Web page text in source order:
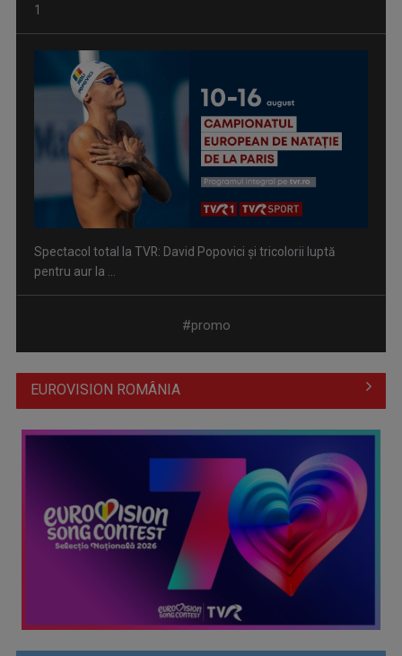
1
Spectacol total la TVR: David Popovici și tricolorii luptă
pentru aur la ...
Prima câştigătoare a trofeului „Vedeta populară” şi-a
aniversat la TVR ...
#promo
EUROVISION ROMÂNIA